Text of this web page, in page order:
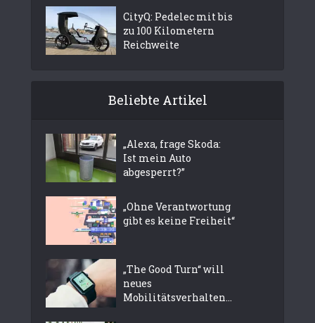
CityQ: Pedelec mit bis
zu 100 Kilometern
Reichweite
Beliebte Artikel
„Alexa, frage Skoda:
Ist mein Auto
abgesperrt?”
„Ohne Verantwortung
gibt es keine Freiheit“
„The Good Turn“ will
neues
Mobilitätsverhalten...